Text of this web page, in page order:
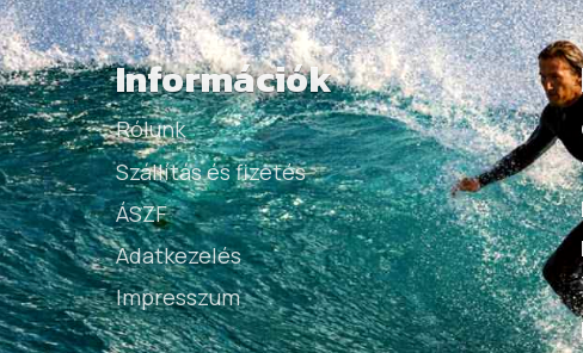
Információk
Rólunk
Szállítás és fizetés
ÁSZF
Adatkezelés
Impresszum